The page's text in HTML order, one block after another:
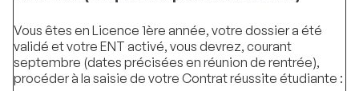
Vous êtes en Licence 1ère année, votre dossier a été
validé et votre ENT activé, vous devrez, courant
septembre (dates précisées en réunion de rentrée),
procéder à la saisie de votre Contrat réussite étudiante :